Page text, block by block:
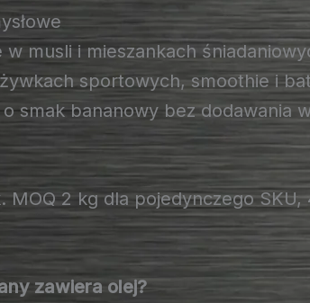
musli i mieszankach
sportowych, smoothie i
smak bananowy bez dodawania
MOQ 2 kg dla pojedynczego
zawiera olej?